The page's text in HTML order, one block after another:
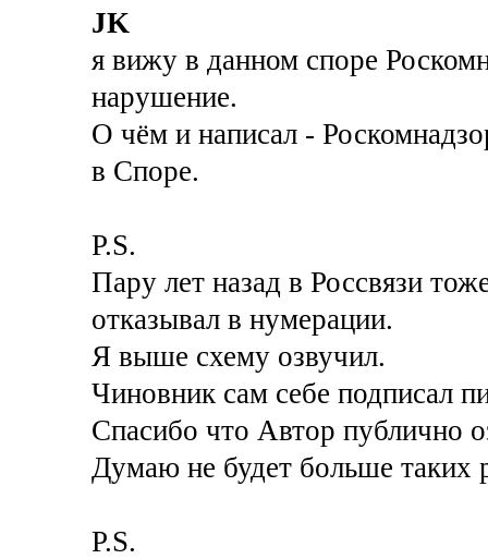
JK
я вижу в данном споре
нарушение.
О чём и написал -
в Споре.
P.S.
Пару лет назад в Россвязи
отказывал в нумерации.
Я выше схему озвучил.
Чиновник сам себе подписал
Спасибо что Автор публично
Думаю не будет больше таких
P.S.